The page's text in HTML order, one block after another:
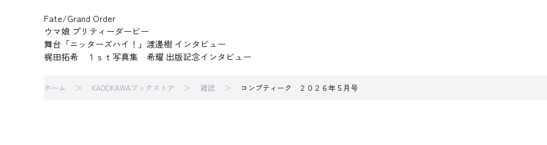
Fate/Grand Order
ウマ娘 プリティーダービー
舞台「ニッターズハイ！」渡邊樹 インタビュー
梶田拓希 １ｓｔ写真集 希耀 出版記念インタビュー
ホーム KADOKAWAブックストア 雑誌 コンプティーク ２０２６年５月号